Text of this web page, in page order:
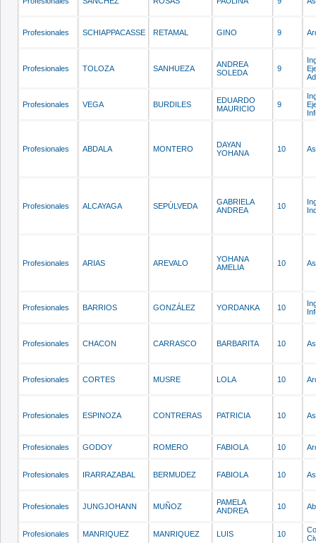
Profesionales SCHIAPPACASSE RETAMAL GINO 9
Profesionales TOLOZA SANHUEZA
ANDREA
SOLEDA
9
Profesionales VEGA BURDILES
EDUARDO
MAURICIO
9
Profesionales ABDALA MONTERO
DAYAN
YOHANA
10
Profesionales ALCAYAGA SEPÚLVEDA
GABRIELA
ANDREA
10
Profesionales ARIAS AREVALO
YOHANA
AMELIA
10
Profesionales BARRIOS GONZÁLEZ YORDANKA 10
Profesionales CHACON CARRASCO BARBARITA 10
Profesionales CORTES MUSRE LOLA 10
Profesionales ESPINOZA CONTRERAS PATRICIA 10
Profesionales GODOY ROMERO FABIOLA 10
Profesionales IRARRAZABAL BERMUDEZ FABIOLA 10
Profesionales JUNGJOHANN MUÑOZ
PAMELA
ANDREA
10
Profesionales MANRIQUEZ MANRIQUEZ LUIS 10